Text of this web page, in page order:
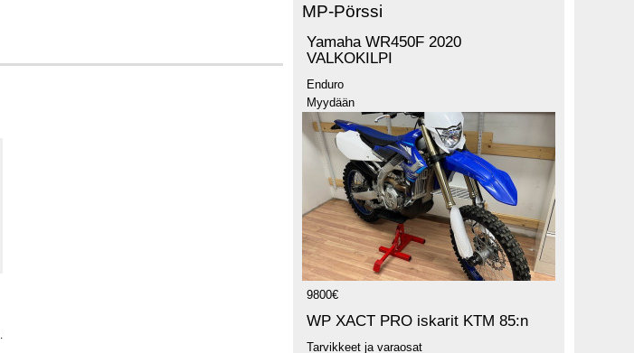
MP-Pörssi
Yamaha WR450F 2020
VALKOKILPI
Enduro
Myydään
9800€
WP XACT PRO iskarit KTM 85:n
Tarvikkeet ja varaosat